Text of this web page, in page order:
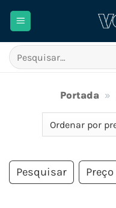
Pesquisar
por:
Portada »
Pesquisar Preço